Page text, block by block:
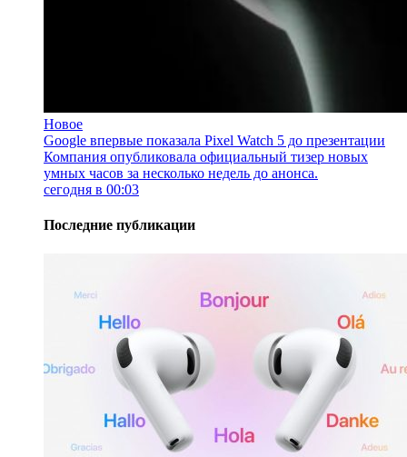
Новое
Google впервые показала Pixel Watch 5 до презентации
Компания опубликовала официальный тизер новых
умных часов за несколько недель до анонса.
сегодня в 00:03
Последние публикации